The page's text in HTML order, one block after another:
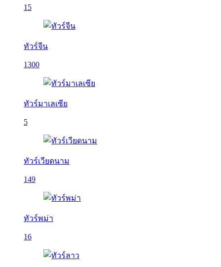
15
ทัวร์จีน
1300
ทัวร์มาเลเซีย
5
ทัวร์เวียดนาม
149
ทัวร์พม่า
16